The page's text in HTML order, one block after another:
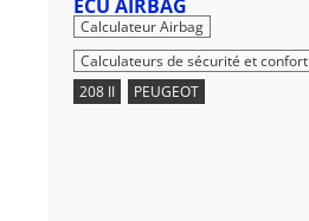
ECU AIRBAG
Calculateur Airbag
Calculateurs de sécurité et confort
208 II
PEUGEOT